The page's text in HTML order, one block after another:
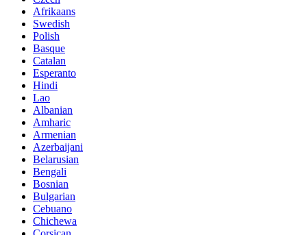
Afrikaans
Swedish
Polish
Basque
Catalan
Esperanto
Hindi
Lao
Albanian
Amharic
Armenian
Azerbaijani
Belarusian
Bengali
Bosnian
Bulgarian
Cebuano
Chichewa